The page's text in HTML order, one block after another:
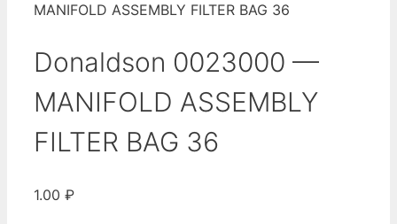
MANIFOLD ASSEMBLY FILTER BAG 36
Donaldson 0023000 —
MANIFOLD ASSEMBLY
FILTER BAG 36
1.00 ₽